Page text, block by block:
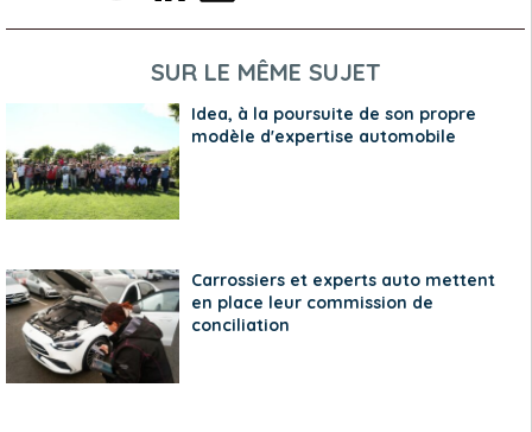
SUR LE MÊME SUJET
Idea, à la poursuite de son propre
modèle d'expertise automobile
Carrossiers et experts auto mettent
en place leur commission de
conciliation